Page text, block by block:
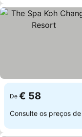
De € 58
Consulte os preços de